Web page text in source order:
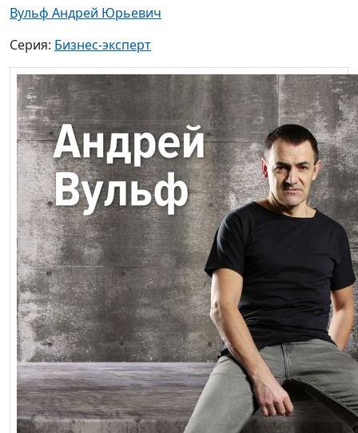
Вульф Андрей Юрьевич
Серия: Бизнес-эксперт